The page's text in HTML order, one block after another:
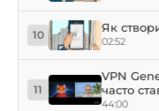
10 Як
02:52
11
VPN
часто
44:00